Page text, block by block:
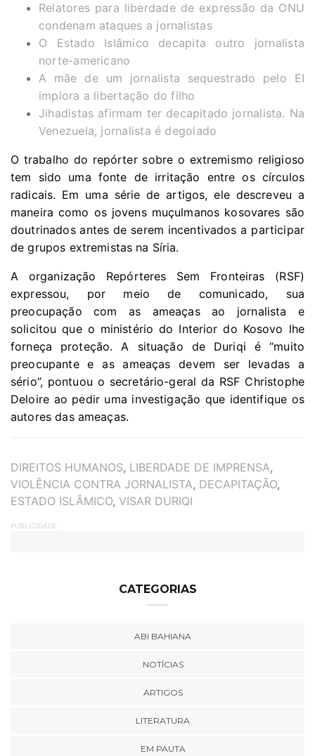
Relatores para liberdade de expressão da ONU
condenam ataques a jornalistas
O Estado Islâmico decapita outro jornalista
norte-americano
A mãe de um jornalista sequestrado pelo EI
implora a libertação do filho
Jihadistas afirmam ter decapitado jornalista. Na
Venezuela, jornalista é degolado
O trabalho do repórter sobre o extremismo religioso
tem sido uma fonte de irritação entre os círculos
radicais. Em uma série de artigos, ele descreveu a
maneira como os jovens muçulmanos kosovares são
doutrinados antes de serem incentivados a participar
de grupos extremistas na Síria.
A organização Repórteres Sem Fronteiras (RSF)
expressou, por meio de comunicado, sua
preocupação com as ameaças ao jornalista e
solicitou que o ministério do Interior do Kosovo lhe
forneça proteção. A situação de Duriqi é “muito
preocupante e as ameaças devem ser levadas a
sério”, pontuou o secretário-geral da RSF Christophe
Deloire ao pedir uma investigação que identifique os
autores das ameaças.
TAGS
DIREITOS HUMANOS, LIBERDADE DE IMPRENSA,
VIOLÊNCIA CONTRA JORNALISTA, DECAPITAÇÃO,
ESTADO ISLÂMICO, VISAR DURIQI
PUBLICIDADE
CATEGORIAS
ABI BAHIANA
NOTÍCIAS
ARTIGOS
LITERATURA
EM PAUTA